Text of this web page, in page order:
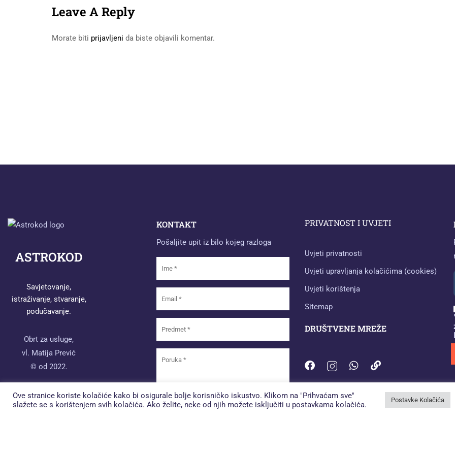
Leave A Reply
Morate biti prijavljeni da biste objavili komentar.
ASTROKOD
Savjetovanje,
istraživanje, stvaranje,
podučavanje.
Obrt za usluge,
vl. Matija Prević
© od 2022.
KONTAKT
Pošaljite upit iz bilo kojeg razloga
PRIVATNOST I UVJETI
Uvjeti privatnosti
Uvjeti upravljanja kolačićima (cookies)
Uvjeti korištenja
Sitemap
DRUŠTVENE MREŽE
Ove stranice koriste kolačiće kako bi osigurale bolje korisničko iskustvo. Klikom na "Prihvaćam sve"
slažete se s korištenjem svih kolačića. Ako želite, neke od njih možete isključiti u postavkama kolačića.
Postavke Kolačića